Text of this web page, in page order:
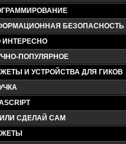
БЕЗОПАСНОСТЬ
ИНТЕРЕСНО
ПОПУЛЯРНОЕ
И УСТРОЙСТВА ДЛЯ ГИКОВ
ИЛИ СДЕЛАЙ САМ